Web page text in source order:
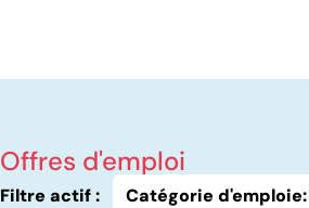
Offres d'emploi
Filtre actif : Catégorie d'emploie: